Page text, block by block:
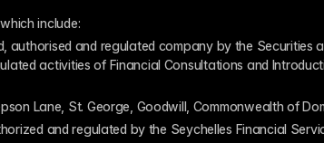
include:
authorised and regulated company by the
activities of Financial Consultations and
Lane, St. George, Goodwill, Commonwealth of
and regulated by the Seychelles Financial